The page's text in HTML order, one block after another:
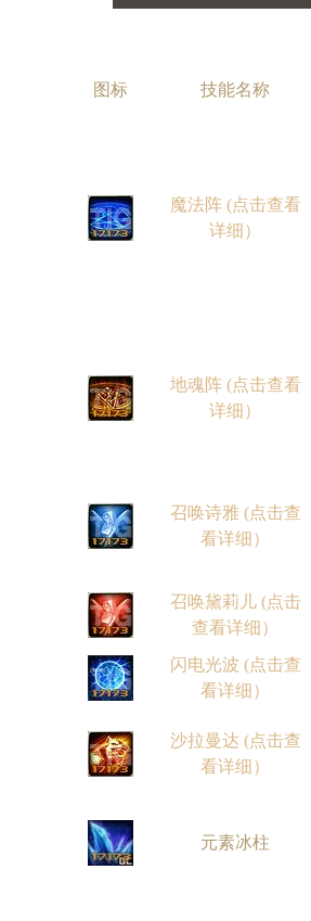
图标
技能名称
魔法阵 (点击查看
详细）
地魂阵 (点击查看
详细）
召唤诗雅 (点击查
看详细）
召唤黛莉儿 (点击
查看详细）
闪电光波 (点击查
看详细）
沙拉曼达 (点击查
看详细）
元素冰柱